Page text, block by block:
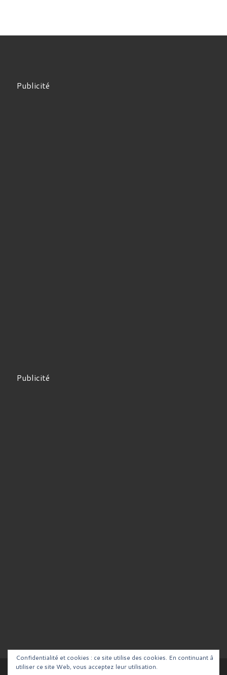
Publicité
Publicité
Confidentialité et cookies : ce site utilise des cookies. En continuant à
utiliser ce site Web, vous acceptez leur utilisation.